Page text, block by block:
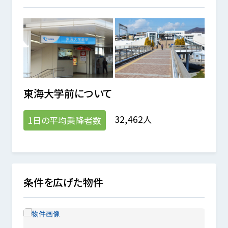
東海大学前について
1日の平均乗降者数 32,462人
条件を広げた物件